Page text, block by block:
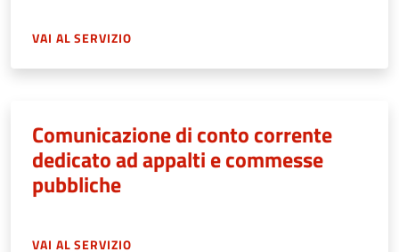
VAI AL SERVIZIO
Comunicazione di conto corrente
dedicato ad appalti e commesse
pubbliche
VAI AL SERVIZIO